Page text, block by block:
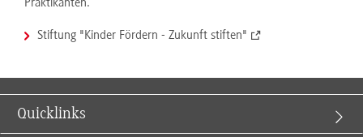
Praktikanten.
Stiftung "Kinder Fördern - Zukunft stiften"
Quicklinks